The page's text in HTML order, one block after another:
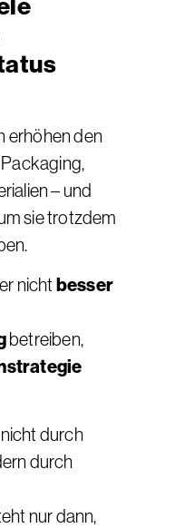
erhöhen den
– und
sie trotzdem
nicht besser
betreiben,
durch
durch
nur dann,